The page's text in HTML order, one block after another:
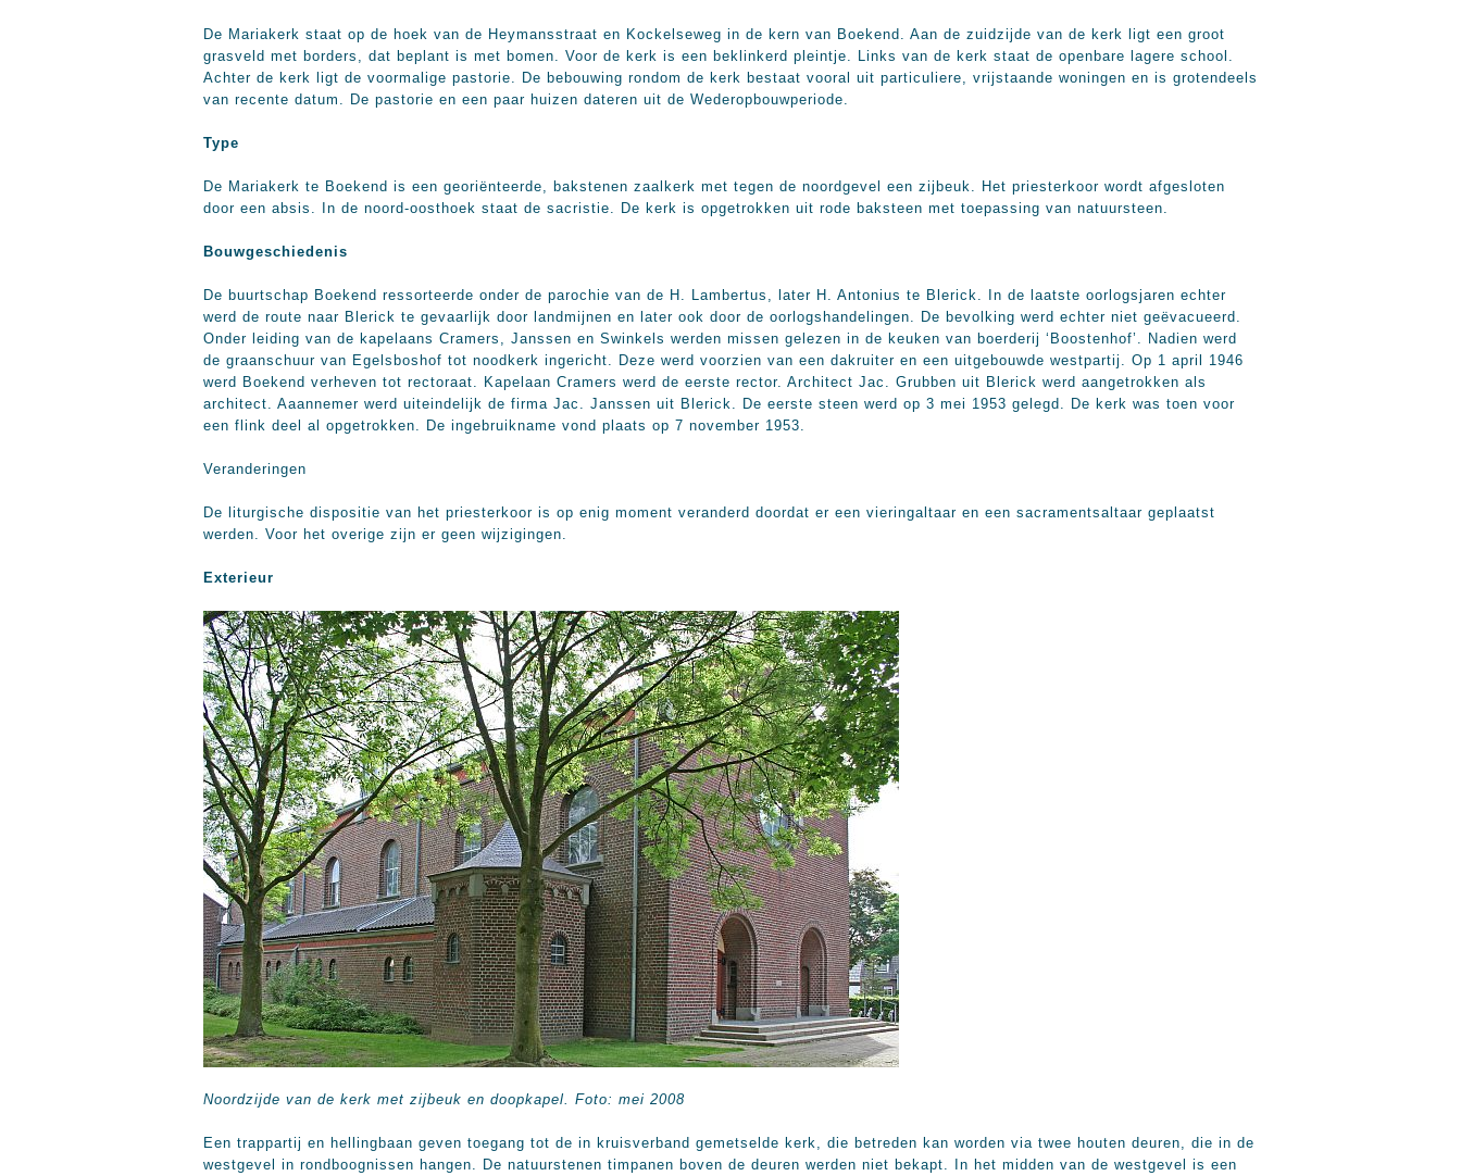
De Mariakerk staat op de hoek van de Heymansstraat en Kockelseweg in de kern van Boekend. Aan de zuidzijde van de kerk ligt een groot
grasveld met borders, dat beplant is met bomen. Voor de kerk is een beklinkerd pleintje. Links van de kerk staat de openbare lagere school.
Achter de kerk ligt de voormalige pastorie. De bebouwing rondom de kerk bestaat vooral uit particuliere, vrijstaande woningen en is grotendeels
van recente datum. De pastorie en een paar huizen dateren uit de Wederopbouwperiode.
Type
De Mariakerk te Boekend is een georiënteerde, bakstenen zaalkerk met tegen de noordgevel een zijbeuk. Het priesterkoor wordt afgesloten
door een absis. In de noord-oosthoek staat de sacristie. De kerk is opgetrokken uit rode baksteen met toepassing van natuursteen.
Bouwgeschiedenis
De buurtschap Boekend ressorteerde onder de parochie van de H. Lambertus, later H. Antonius te Blerick. In de laatste oorlogsjaren echter
werd de route naar Blerick te gevaarlijk door landmijnen en later ook door de oorlogshandelingen. De bevolking werd echter niet geëvacueerd.
Onder leiding van de kapelaans Cramers, Janssen en Swinkels werden missen gelezen in de keuken van boerderij ‘Boostenhof’. Nadien werd
de graanschuur van Egelsboshof tot noodkerk ingericht. Deze werd voorzien van een dakruiter en een uitgebouwde westpartij. Op 1 april 1946
werd Boekend verheven tot rectoraat. Kapelaan Cramers werd de eerste rector. Architect Jac. Grubben uit Blerick werd aangetrokken als
architect. Aaannemer werd uiteindelijk de firma Jac. Janssen uit Blerick. De eerste steen werd op 3 mei 1953 gelegd. De kerk was toen voor
een flink deel al opgetrokken. De ingebruikname vond plaats op 7 november 1953.
Veranderingen
De liturgische dispositie van het priesterkoor is op enig moment veranderd doordat er een vieringaltaar en een sacramentsaltaar geplaatst
werden. Voor het overige zijn er geen wijzigingen.
Exterieur
Noordzijde van de kerk met zijbeuk en doopkapel. Foto: mei 2008
Een trappartij en hellingbaan geven toegang tot de in kruisverband gemetselde kerk, die betreden kan worden via twee houten deuren, die in de
westgevel in rondboognissen hangen. De natuurstenen timpanen boven de deuren werden niet bekapt. In het midden van de westgevel is een